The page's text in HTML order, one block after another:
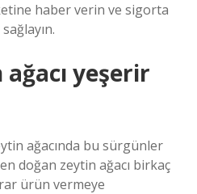
haber verin ve sigorta
yeşerir
ağacında bu sürgünler
doğan zeytin ağacı birkaç
ürün vermeye